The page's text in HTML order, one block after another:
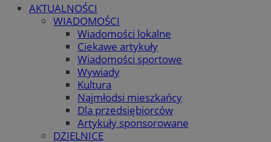
AKTUALNOŚCI
WIADOMOŚCI
Wiadomości lokalne
Ciekawe artykuły
Wiadomości sportowe
Wywiady
Kultura
Najmłodsi mieszkańcy
Dla przedsiębiorców
Artykuły sponsorowane
DZIELNICE